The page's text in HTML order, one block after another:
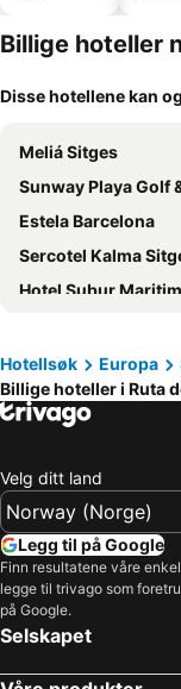
Billige hoteller
Disse hotellene kan
Meliá Sitges
Sunway Playa Golf &
Estela Barcelona
Sercotel Kalma
Hotel Subur Maritim
Eurostars Sitges
MiM Sitges member of
hotel medium
Hotel Pimar & Spa
Hotel El Cid
Hotel Silken Villa de
Hotel Desitges
Hotel Montserrat
Gran Palas Hotel
Hotellsøk Europa
Billige hoteller i Ruta
Velg ditt land
Legg til på Google
Finn resultatene våre
legge til trivago som
på Google.
Selskapet